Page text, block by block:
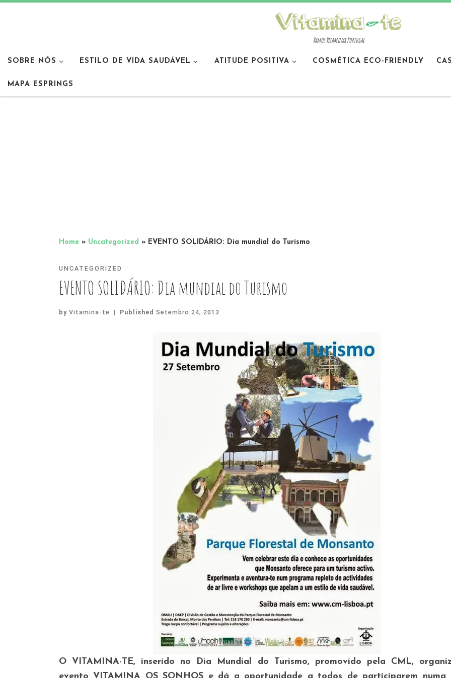
Vamos Vitaminar Portugal
SOBRE NÓS ESTILO DE VIDA SAUDÁVEL ATITUDE POSITIVA COSMÉTICA ECO-FRIENDLY
MAPA ESPRINGS
Home » Uncategorized » EVENTO SOLIDÁRIO: Dia mundial do Turismo
UNCATEGORIZED
EVENTO SOLIDÁRIO: Dia mundial do Turismo
by Vitamina-te | Published Setembro 24, 2013
O VITAMINA-TE, inserido no Dia Mundial do Turismo, promovido pela CML,
evento VITAMINA OS SONHOS e dá a oportunidade a todos de participarem numa